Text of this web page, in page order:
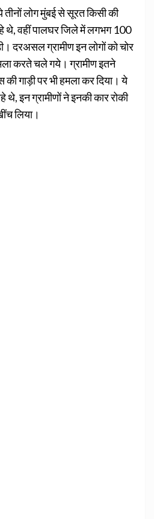
लोग मुंबई से सूरत किसी की
थे, वहीं पालघर जिले में लगभग 100
दरअसल ग्रामीण इन लोगों को चोर
करते चले गये। ग्रामीण इतने
गाड़ी पर भी हमला कर दिया। ये
थे, इन ग्रामीणों ने इनकी कार रोकी
लिया।